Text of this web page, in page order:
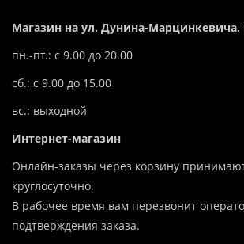
Магазин на ул. Дунина-Марцинкевича,
пн.-пт.: с 9.00 до 20.00
сб.: с 9.00 до 15.00
вс.: выходной
Интернет-магазин
Онлайн-заказы через корзину
круглосуточно.
В рабочее время вам перезвонит
подтверждения заказа.